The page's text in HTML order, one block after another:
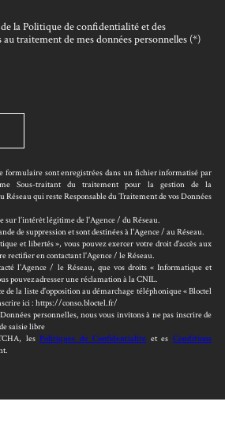
la Politique de confidentialité et des
traitement de mes données personnelles (*)
formulaire sont enregistrées dans un fichier informatisé par
Sous-traitant du traitement pour la gestion de la
qui reste Responsable du Traitement de vos Données
sur l’intérêt légitime de l'Agence / du Réseau.
de suppression et sont destinées à l'Agence / au Réseau.
et libertés », vous pouvez exercer votre droit d'accès aux
rectifier en contactant l'Agence / le Réseau.
l'Agence / le Réseau, que vos droits « Informatique et
pouvez adresser une réclamation à la CNIL.
de la liste d'opposition au démarchage téléphonique « Bloctel
ici : https://conso.bloctel.fr/
personnelles, nous vous invitons à ne pas inscrire de
saisie libre
lesPolitiques de Confidentialité et esConditions